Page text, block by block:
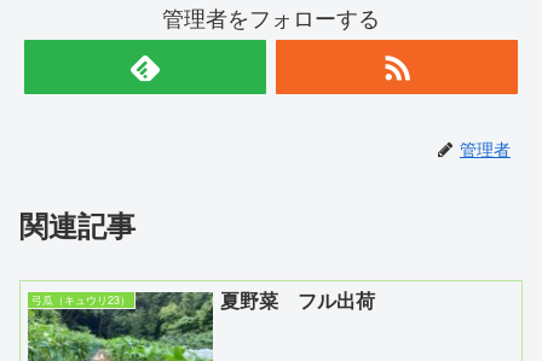
管理者をフォローする
管理者
関連記事
弓瓜（キュウリ23） 夏野菜 フル出荷